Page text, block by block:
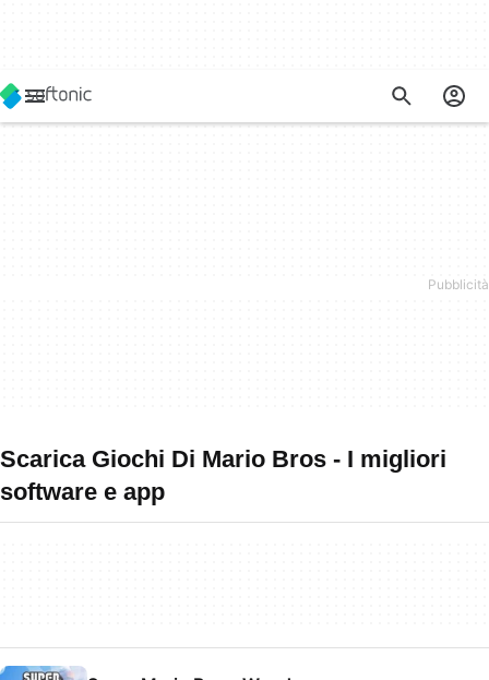
Scarica Giochi Di Mario Bros - I migliori
software e app